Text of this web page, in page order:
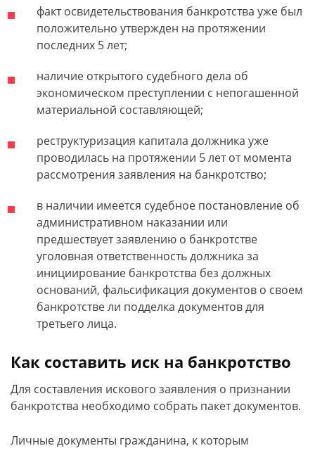
факт освидетельствования банкротства уже был
положительно утвержден на протяжении
последних 5 лет;
наличие открытого судебного дела об
экономическом преступлении с непогашенной
материальной составляющей;
реструктуризация капитала должника уже
проводилась на протяжении 5 лет от момента
рассмотрения заявления на банкротство;
в наличии имеется судебное постановление об
административном наказании или
предшествует заявлению о банкротстве
уголовная ответственность должника за
инициирование банкротства без должных
оснований, фальсификация документов о своем
банкротстве ли подделка документов для
третьего лица.
Как составить иск на банкротство
Для составления искового заявления о признании
банкротства необходимо собрать пакет документов.
Личные документы гражданина, к которым